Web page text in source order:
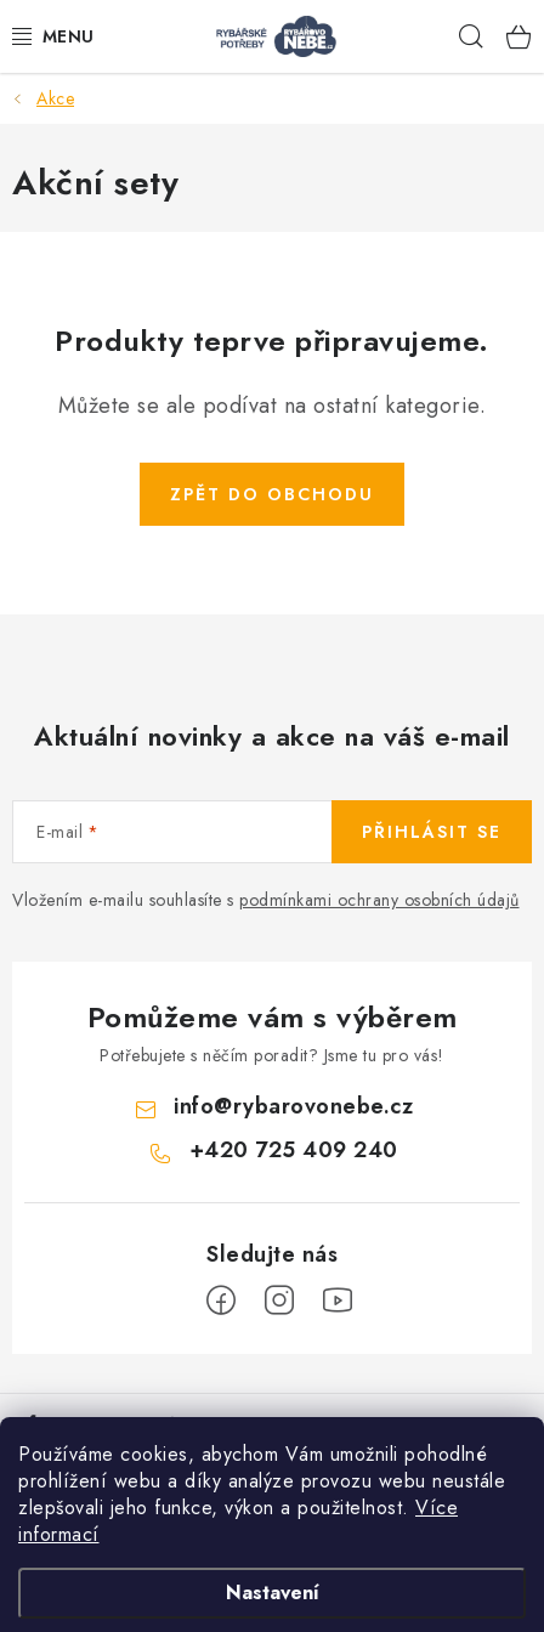
Používáme cookies, abychom Vám umožnili pohodlné
prohlížení webu a díky analýze provozu webu neustále
zlepšovali jeho funkce, výkon a použitelnost. Více
informací
Nastavení
na
Akce
Navijáky
Bižuterie
Nástrahy a krmení
Akce
Akční sety
Produkty teprve připravujeme.
Můžete se ale podívat na ostatní kategorie.
ZPĚT DO OBCHODU
Aktuální novinky a akce na váš e-mail
E-mail
Vložením e-mailu souhlasíte s podmínkami ochrany osobních údajů
PŘIHLÁSIT SE
Pomůžeme vám s výběrem
Potřebujete s něčím poradit? Jsme tu pro vás!
info@rybarovonebe.cz
+420 725 409 240
á
p Informace pro vás
Věrnostní program
Doprava a platba
Prodejna Moravské Budějovice
Obchodní podmínky
Facebook
Přijímáme online platby
Nákupní košík